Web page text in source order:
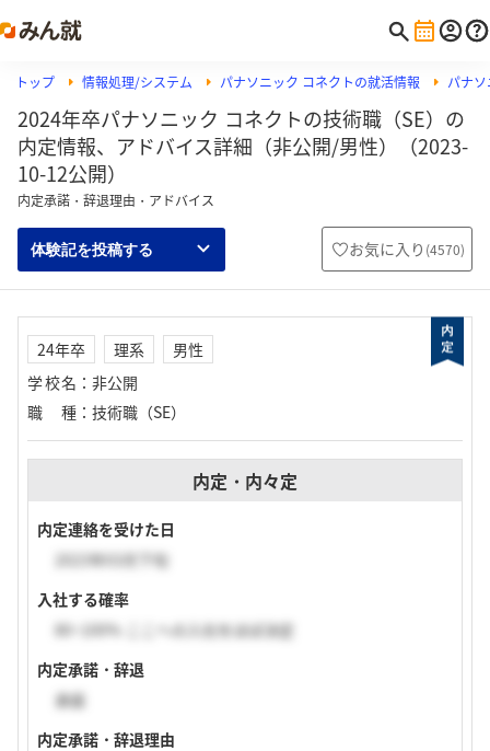
トップ 情報処理/システム パナソニック コネクトの就活情報 パナ
2024年卒パナソニック コネクトの技術職（SE）の
内定情報、アドバイス詳細（非公開/男性）（2023-
10-12公開）
内定承諾・辞退理由・アドバイス
体験記を投稿する お気に入り (4570)
24年卒 理系
男性
学校名 ： 非公開
職種 ： 技術職（SE）
内定・内々定
内定連絡を受けた日
2023年03月下旬
入社する確率
80~100% ここへの入社をほぼ決定
内定承諾・辞退
承諾
内定承諾・辞退理由